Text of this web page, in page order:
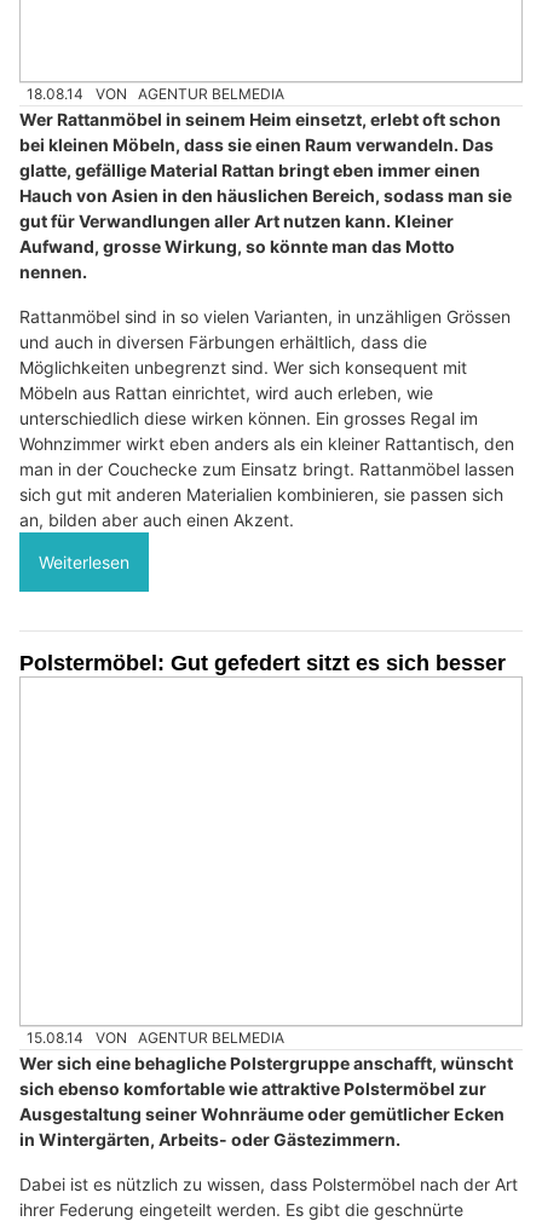
18.08.14 VON AGENTUR BELMEDIA
Wer Rattanmöbel in seinem Heim einsetzt, erlebt oft schon
bei kleinen Möbeln, dass sie einen Raum verwandeln. Das
glatte, gefällige Material Rattan bringt eben immer einen
Hauch von Asien in den häuslichen Bereich, sodass man sie
gut für Verwandlungen aller Art nutzen kann. Kleiner
Aufwand, grosse Wirkung, so könnte man das Motto
nennen.
Rattanmöbel sind in so vielen Varianten, in unzähligen Grössen
und auch in diversen Färbungen erhältlich, dass die
Möglichkeiten unbegrenzt sind. Wer sich konsequent mit
Möbeln aus Rattan einrichtet, wird auch erleben, wie
unterschiedlich diese wirken können. Ein grosses Regal im
Wohnzimmer wirkt eben anders als ein kleiner Rattantisch, den
man in der Couchecke zum Einsatz bringt. Rattanmöbel lassen
sich gut mit anderen Materialien kombinieren, sie passen sich
an, bilden aber auch einen Akzent.
Weiterlesen
Polstermöbel: Gut gefedert sitzt es sich besser
15.08.14 VON AGENTUR BELMEDIA
Wer sich eine behagliche Polstergruppe anschafft, wünscht
sich ebenso komfortable wie attraktive Polstermöbel zur
Ausgestaltung seiner Wohnräume oder gemütlicher Ecken
in Wintergärten, Arbeits- oder Gästezimmern.
Dabei ist es nützlich zu wissen, dass Polstermöbel nach der Art
ihrer Federung eingeteilt werden. Es gibt die geschnürte